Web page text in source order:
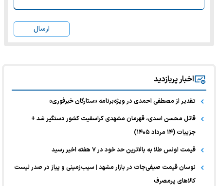
ارسال
اخبار پربازدید
تقدیر از مصطفی احمدی در ویژه‌برنامه «ستارگان خبرفوری»
قاتل محسن اسدی، قهرمان مشهدی کراسفیت کشور دستگیر شد +
جزییات (۱۴ مرداد ۱۴۰۵)
قیمت اونس طلا به بالاترین حد خود در ۷ هفته اخیر رسید
نوسان قیمت صیفی‌جات در بازار مشهد | سیب‌زمینی و پیاز در صدر لیست
کالا‌های پرمصرف